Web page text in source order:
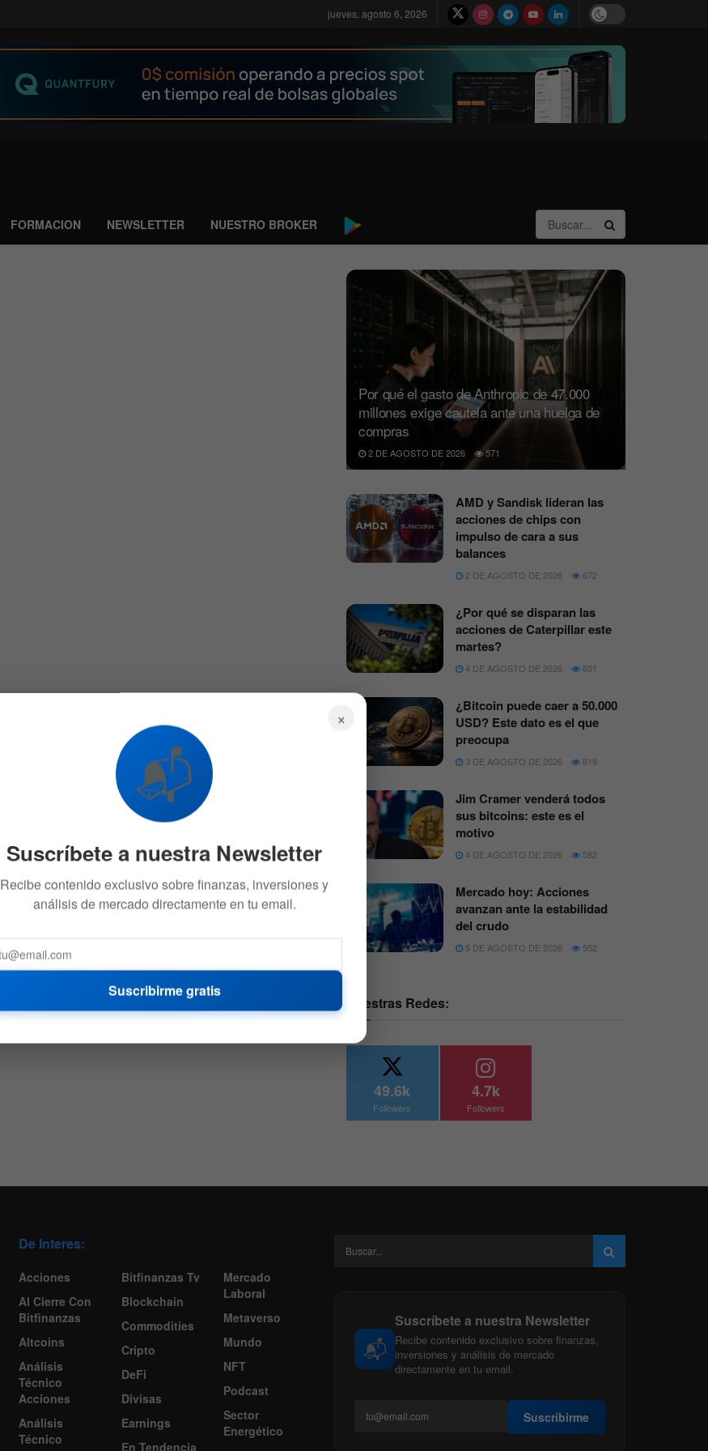
jueves, agosto 6, 2026
FORMACION NEWSLETTER NUESTRO BROKER
Por qué el gasto de Anthropic de 47.000
millones exige cautela ante una huelga de
compras
2 DE AGOSTO DE 2026 571
AMD y Sandisk lideran las
acciones de chips con
impulso de cara a sus
balances
2 DE AGOSTO DE 2026 672
¿Por qué se disparan las
acciones de Caterpillar este
martes?
4 DE AGOSTO DE 2026 601
¿Bitcoin puede caer a 50.000
USD? Este dato es el que
preocupa
3 DE AGOSTO DE 2026 619
Jim Cramer venderá todos
sus bitcoins: este es el
motivo
4 DE AGOSTO DE 2026 582
Mercado hoy: Acciones
avanzan ante la estabilidad
del crudo
5 DE AGOSTO DE 2026 552
Nuestras Redes:
49.6k
Followers
4.7k
Followers
De Interes:
Acciones
Al Cierre Con
Bitfinanzas
Altcoins
Análisis
Técnico
Acciones
Análisis
Técnico
Bitfinanzas Tv
Blockchain
Commodities
Cripto
DeFi
Divisas
Earnings
En Tendencia
Mercado
Laboral
Metaverso
Mundo
NFT
Podcast
Sector
Energético
📬
Suscríbete a nuestra Newsletter
Recibe contenido exclusivo sobre finanzas,
inversiones y análisis de mercado
directamente en tu email.
Suscribirme
×
📬
Suscríbete a nuestra Newsletter
Recibe contenido exclusivo sobre finanzas, inversiones y
análisis de mercado directamente en tu email.
Suscribirme gratis